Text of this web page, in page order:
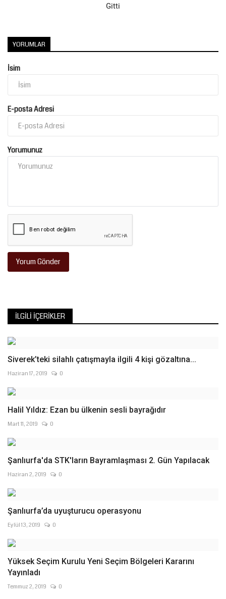
Gitti
YORUMLAR
İsim
E-posta Adresi
Yorumunuz
Yorum Gönder
İLGILI İÇERIKLER
Siverek’teki silahlı çatışmayla ilgili 4 kişi gözaltına...
Haziran 17, 2019 0
Halil Yıldız: Ezan bu ülkenin sesli bayrağıdır
Mart 11, 2019 0
Şanlıurfa'da STK'ların Bayramlaşması 2. Gün Yapılacak
Haziran 2, 2019 0
Şanlıurfa’da uyuşturucu operasyonu
Eylül 13, 2019 0
Yüksek Seçim Kurulu Yeni Seçim Bölgeleri Kararını
Yayınladı
Temmuz 2, 2019 0